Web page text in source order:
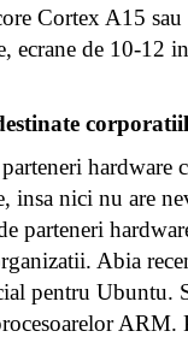
Cortex A15
ecrane de 10-12
hardware
nici nu are
parteneri
Abia
pentru Ubuntu.
ARM.